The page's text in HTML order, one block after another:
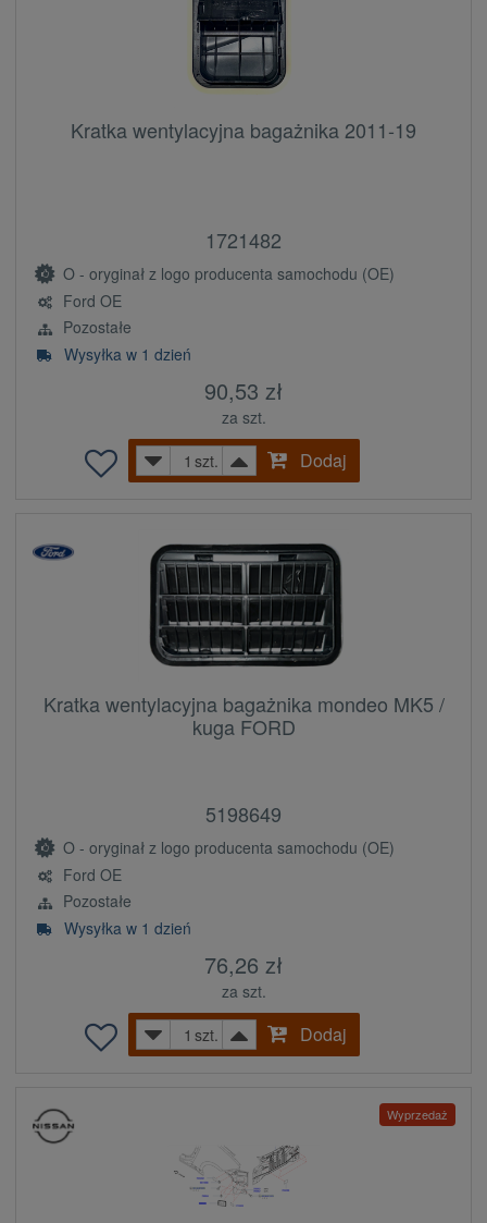
Kratka wentylacyjna bagażnika 2011-19
1721482
O - oryginał z logo producenta samochodu (OE)
Ford OE
Pozostałe
Wysyłka w 1 dzień
90,53 zł
za szt.
szt.
Dodaj
Kratka wentylacyjna bagażnika mondeo MK5 /
kuga FORD
5198649
O - oryginał z logo producenta samochodu (OE)
Ford OE
Pozostałe
Wysyłka w 1 dzień
76,26 zł
za szt.
szt.
Dodaj
Wyprzedaż